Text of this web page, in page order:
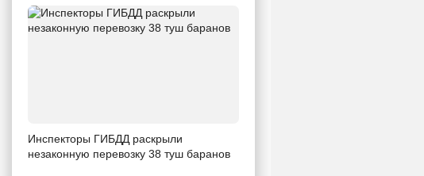
Инспекторы ГИБДД раскрыли
незаконную перевозку 38 туш баранов